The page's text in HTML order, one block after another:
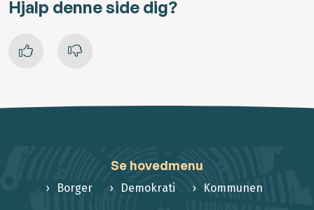
Hjalp denne side dig?
Se hovedmenu
Borger Demokrati Kommunen